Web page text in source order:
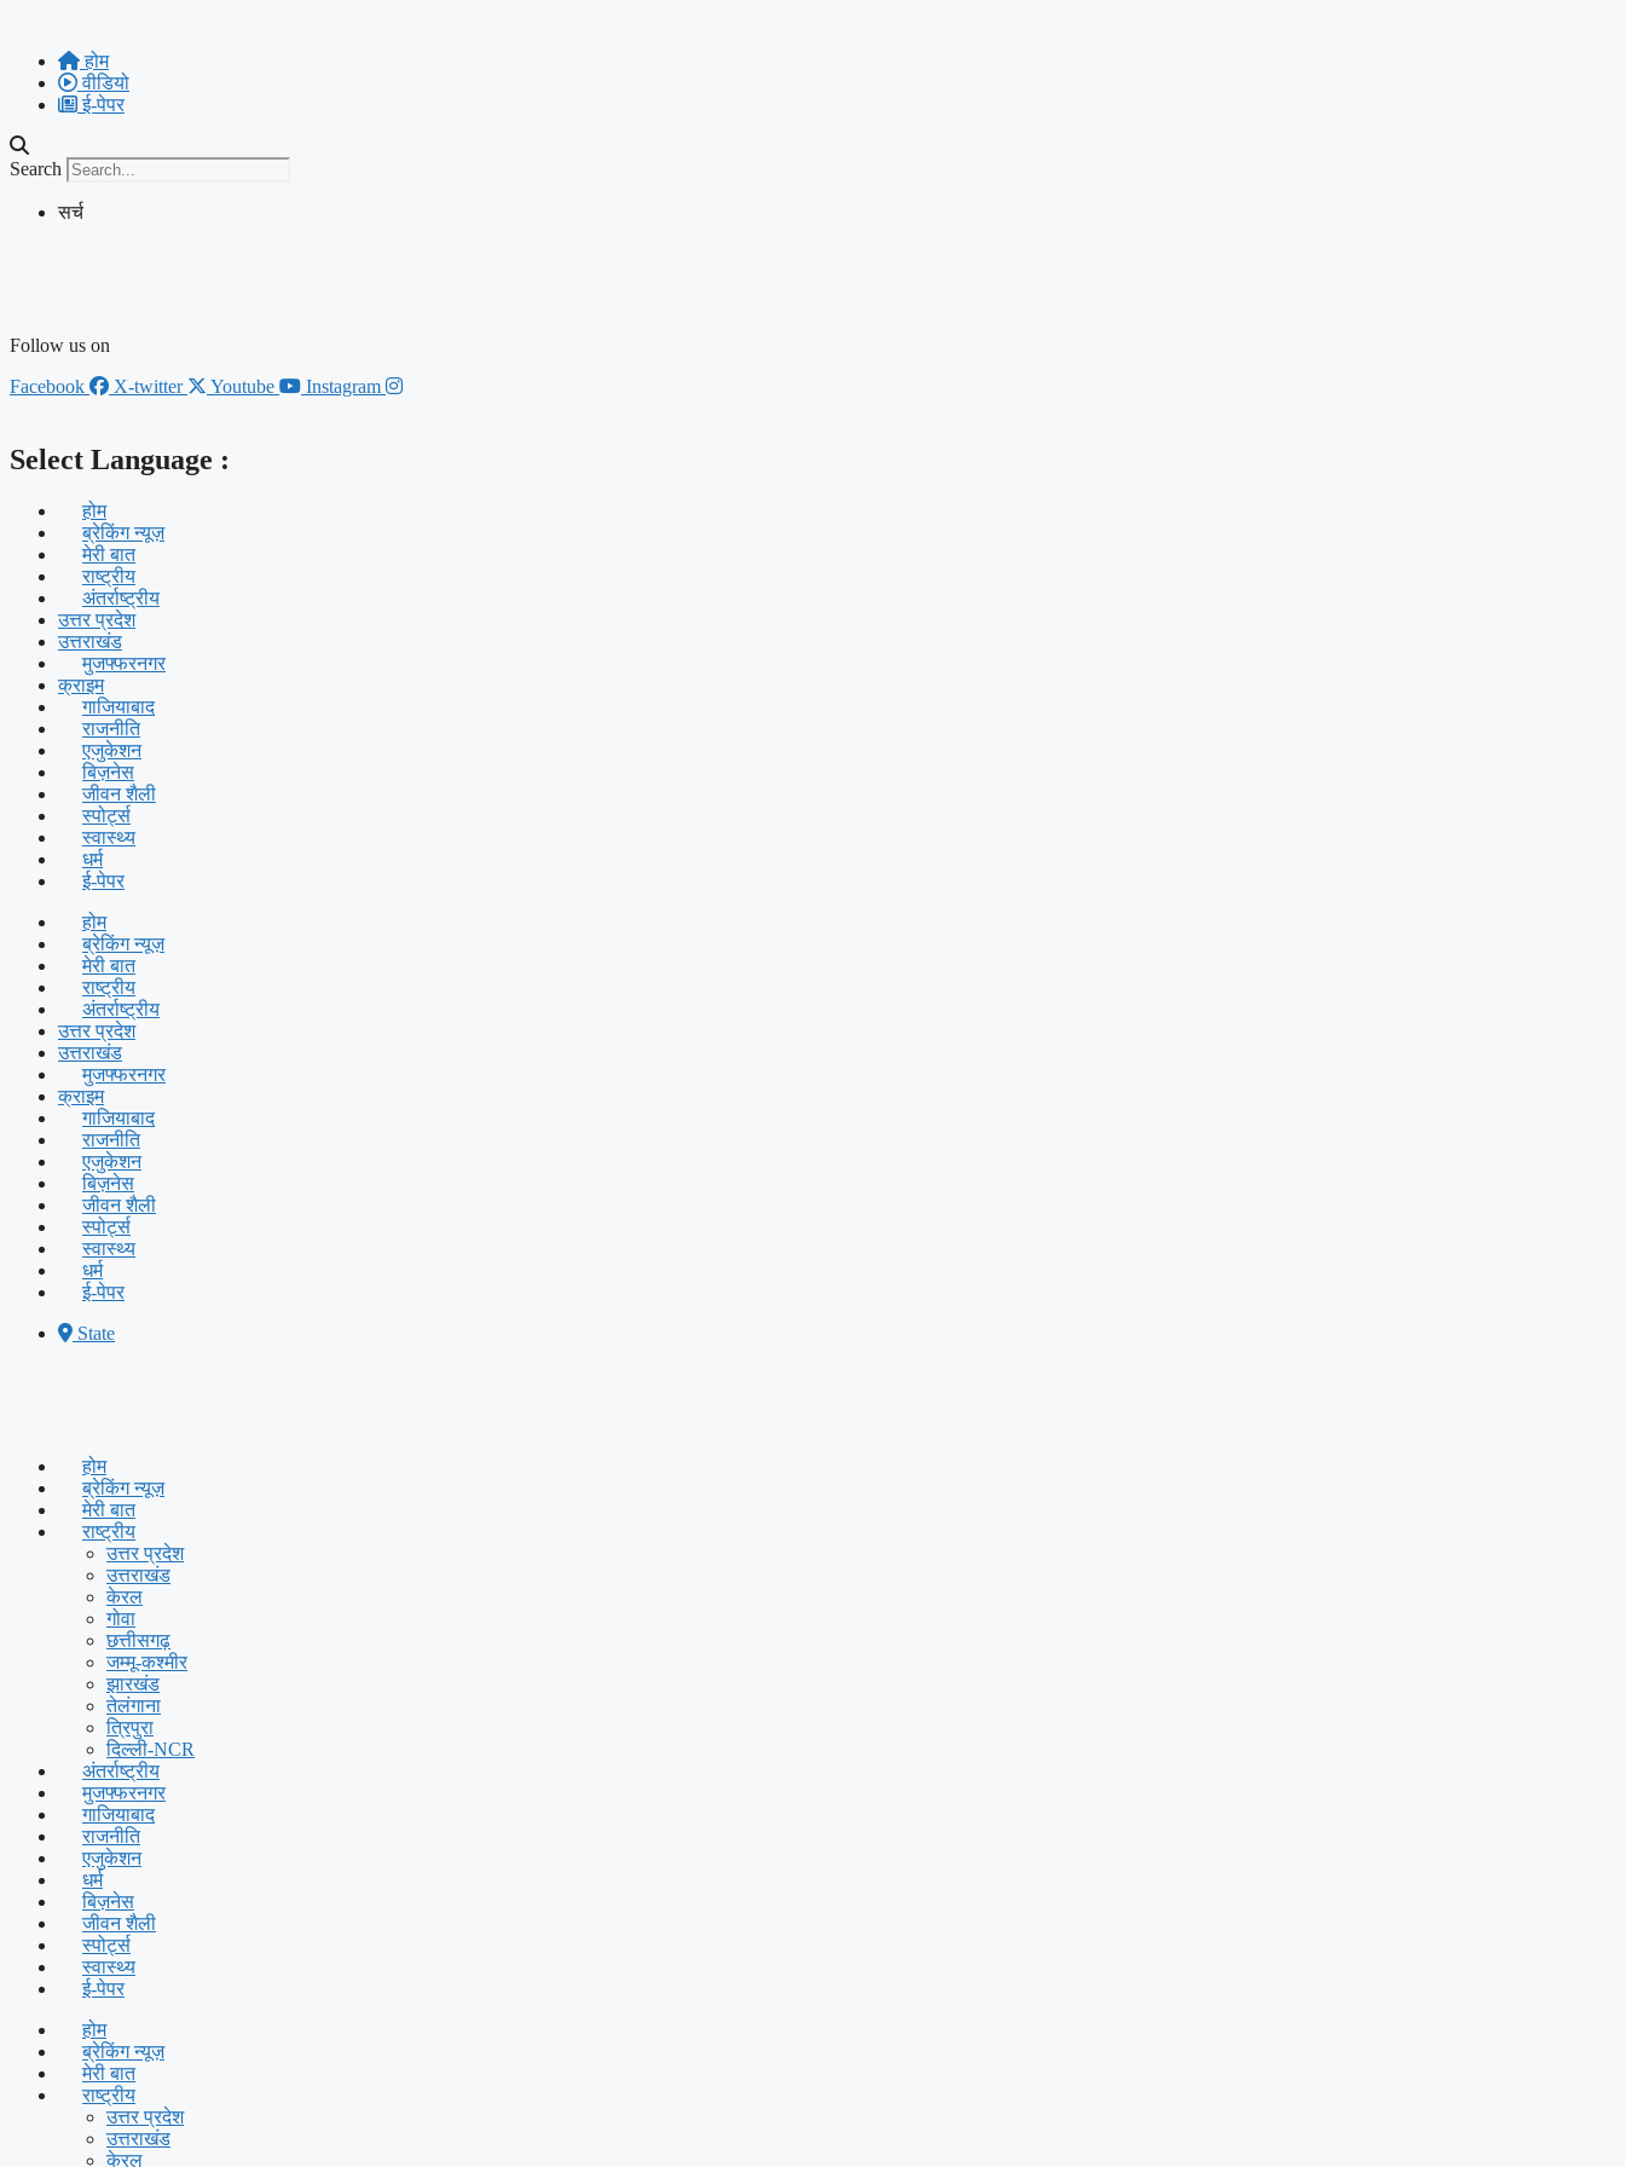
content
होम
वीडियो
ई-पेपर
Search
सर्च
Follow us on
Facebook
X-twitter Youtube Instagram
Select Language :
होम
ब्रेकिंग न्यूज़
मेरी बात
राष्ट्रीय
अंतर्राष्ट्रीय
उत्तर प्रदेश
उत्तराखंड
मुजफ्फरनगर
क्राइम
गाजियाबाद
राजनीति
एजुकेशन
बिज़नेस
जीवन शैली
स्पोर्ट्स
स्वास्थ्य
धर्म
ई-पेपर
होम
ब्रेकिंग न्यूज़
मेरी बात
राष्ट्रीय
अंतर्राष्ट्रीय
उत्तर प्रदेश
उत्तराखंड
मुजफ्फरनगर
क्राइम
गाजियाबाद
राजनीति
एजुकेशन
बिज़नेस
जीवन शैली
स्पोर्ट्स
स्वास्थ्य
धर्म
ई-पेपर
State
होम
ब्रेकिंग न्यूज़
मेरी बात
राष्ट्रीय
उत्तर प्रदेश
उत्तराखंड
केरल
गोवा
छत्तीसगढ़
जम्मू-कश्मीर
झारखंड
तेलंगाना
त्रिपुरा
दिल्ली-NCR
अंतर्राष्ट्रीय
मुजफ्फरनगर
गाजियाबाद
राजनीति
एजुकेशन
धर्म
बिज़नेस
जीवन शैली
स्पोर्ट्स
स्वास्थ्य
ई-पेपर
होम
ब्रेकिंग न्यूज़
मेरी बात
राष्ट्रीय
उत्तर प्रदेश
उत्तराखंड
केरल